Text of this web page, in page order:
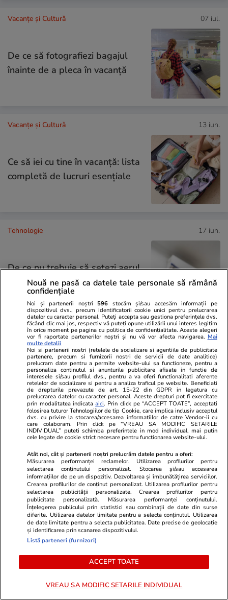
Vacanțe și Cultură 07 iul.
De ce să fotografiezi bagajul
înainte de a pleca în vacanță
Vacanțe și Cultură 13 iun.
Ce să iei cu tine în vacanță: lista
completă de lucruri esențiale
Tehnologie 17 iun.
De ce nu trebuie să setezi aerul
condiţionat la 16°C
Știri România 08 iul.
Reacția CNAS după ce Comisia
Europeană a trimis România la
CJUE: „Vizează o situație
istorică, acum plățile sunt la zi”
Știri România 08 iul.
România, dată în judecată de
Comisia Europeană pentru
întârzierile CNAS la decontările
către farmacii
Cazul azilelor lui Viorel Pașca: a
Autorității Naționale pentru
Nouă ne pasă ca datele tale personale să rămână
confidențiale
Noi și partenerii noștri 596 stocăm și/sau accesăm informații pe
dispozitivul dvs., precum identificatorii cookie unici pentru prelucrarea
datelor cu caracter personal. Puteți accepta sau gestiona preferințele dvs.
făcând clic mai jos, respectiv vă puteți opune utilizării unui interes legitim
în orice moment pe pagina cu politica de confidențialitate. Aceste alegeri
vor fi raportate partenerilor noștri și nu vă vor afecta navigarea. Mai
multe detalii
Noi si partenerii nostri (retelele de socializare si agentiile de publicitate
partenere, precum si furnizorii nostri de servicii de date analitice)
prelucram date pentru a permite website-ului sa functioneze, pentru a
personaliza continutul si anunturile publicitare afisate in functie de
interesele si/sau profilul dvs., pentru a va oferi functionalitati aferente
retelelor de socializare si pentru a analiza traficul pe website. Beneficiati
de drepturile prevazute de art. 15-22 din GDPR in legatura cu
prelucrarea datelor cu caracter personal. Aceste drepturi pot fi exercitate
prin modalitatea indicataaici. Prin click pe “ACCEPT TOATE”, acceptati
folosirea tuturor Tehnologiilor de tip Cookie, care implica inclusiv acceptul
dvs. cu privire la stocarea/accesarea informatiilor de catre Vendor-ii cu
care colaboram. Prin click pe “VREAU SA MODIFIC SETARILE
INDIVIDUAL” puteti schimba preferintele in mod individual, mai putin
cele legate de cookie strict necesare pentru functionarea website-ului.
Atât noi, cât și partenerii noștri prelucrăm datele pentru a oferi:
Măsurarea performanței reclamelor. Utilizarea profilurilor pentru
selectarea conținutului personalizat. Stocarea și/sau accesarea
informațiilor de pe un dispozitiv. Dezvoltarea și îmbunătățirea serviciilor.
Crearea profilurilor de conținut personalizat. Utilizarea profilurilor pentru
selectarea publicității personalizate. Crearea profilurilor pentru
publicitate personalizată. Măsurarea performanței conținutului.
Înțelegerea publicului prin statistici sau combinații de date din surse
diferite. Utilizarea datelor limitate pentru a selecta conținutul. Utilizarea
de date limitate pentru a selecta publicitatea. Date precise de geolocație
și identificarea prin scanarea dispozitivului.
Listă parteneri (furnizori)
ACCEPT TOATE
VREAU SA MODIFIC SETARILE INDIVIDUAL